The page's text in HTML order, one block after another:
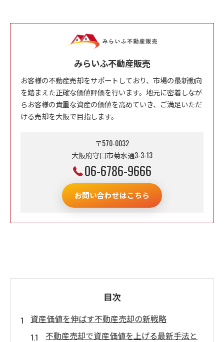
みらいふ不動産販売
お客様の不動産売却をサポートしており、市場の最新動向
を踏まえた正確な価値評価を行います。地元に密着しなが
らお客様の貴重な資産の価値を高めていき、ご満足いただ
ける売却を大阪で目指します。
〒570-0032
大阪府守口市菊水通3-3-13
06-6786-9666
お問い合わせはこちら
目次
資産価値を伸ばす不動産売却の新戦略
不動産売却で資産価値を上げる最新手法と